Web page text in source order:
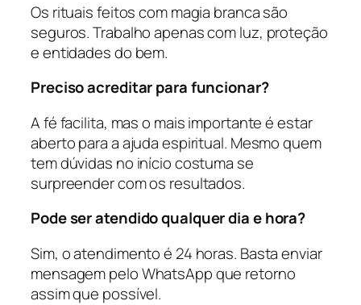
Os rituais feitos com magia branca são
seguros. Trabalho apenas com luz, proteção
e entidades do bem.
Preciso acreditar para funcionar?
A fé facilita, mas o mais importante é estar
aberto para a ajuda espiritual. Mesmo quem
tem dúvidas no início costuma se
surpreender com os resultados.
Pode ser atendido qualquer dia e hora?
Sim, o atendimento é 24 horas. Basta enviar
mensagem pelo WhatsApp que retorno
assim que possível.